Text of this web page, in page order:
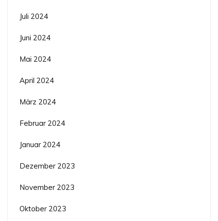
Juli 2024
Juni 2024
Mai 2024
April 2024
März 2024
Februar 2024
Januar 2024
Dezember 2023
November 2023
Oktober 2023